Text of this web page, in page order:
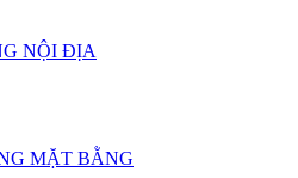
NỘI ĐỊA
MẶT BẰNG